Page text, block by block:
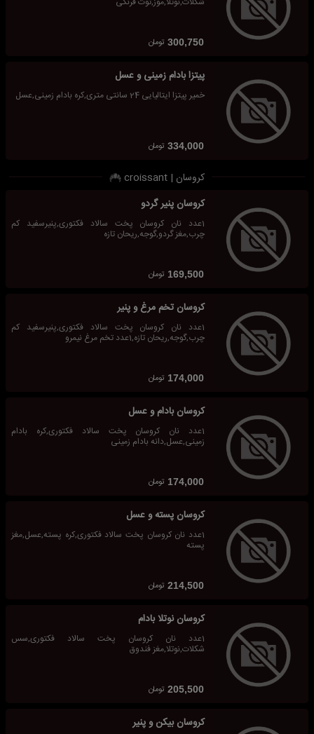
300,750 تومان
پیتزا بادام زمینی و عسل
خمیر پیتزا ایتالیایی 24 سانتی متری,کره بادام زمینی,عسل
334,000 تومان
کروسان | croissant
کروسان پنیر گردو
1عدد نان کروسان پخت سالاد فکتوری,پنیرسفید کم
چرب,مغز گردو,گوجه,ریحان تازه
169,500 تومان
کروسان تخم مرغ و پنیر
1عدد نان کروسان پخت سالاد فکتوری,پنیرسفید کم
چرب,گوجه,ریحان تازه,1عدد تخم مرغ نیمرو
174,000 تومان
کروسان بادام و عسل
1عدد نان کروسان پخت سالاد فکتوری,کره بادام
زمینی,عسل,دانه بادام زمینی
174,000 تومان
کروسان پسته و عسل
1عدد نان کروسان پخت سالاد فکتوری,کره پسته,عسل,مغز
پسته
214,500 تومان
کروسان نوتلا بادام
1عدد نان کروسان پخت سالاد فکتوری,سس
شکلات,نوتلا,مغز فندوق
205,500 تومان
کروسان بیکن و پنیر